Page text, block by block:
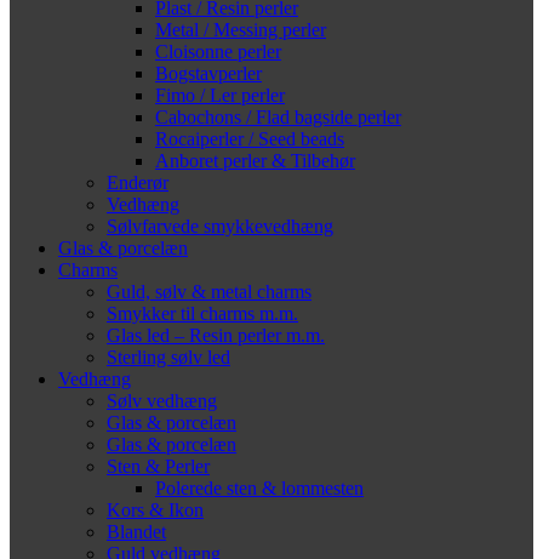
Plast / Resin perler
Metal / Messing perler
Cloisonne perler
Bogstavperler
Fimo / Ler perler
Cabochons / Flad bagside perler
Rocaiperler / Seed beads
Anboret perler & Tilbehør
Enderør
Vedhæng
Sølvfarvede smykkevedhæng
Glas & porcelæn
Charms
Guld, sølv & metal charms
Smykker til charms m.m.
Glas led – Resin perler m.m.
Sterling sølv led
Vedhæng
Sølv vedhæng
Glas & porcelæn
Glas & porcelæn
Sten & Perler
Polerede sten & lommesten
Kors & Ikon
Blandet
Guld vedhæng